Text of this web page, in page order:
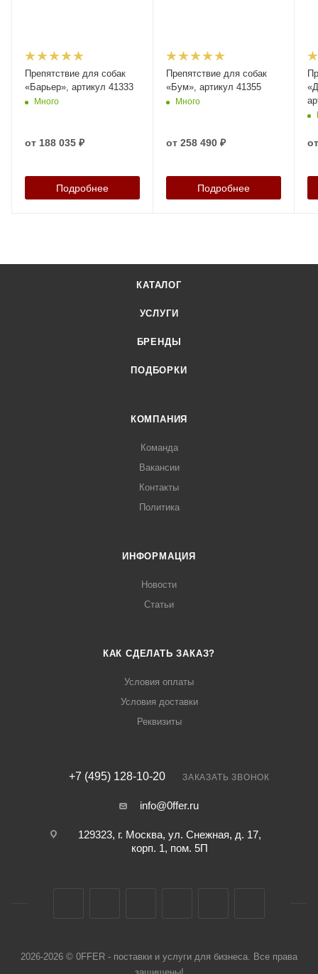
Препятствие для собак
«Барьер», артикул 41333
Много
от 188 035 ₽
Подробнее
Препятствие для собак
«Бум», артикул 41355
Много
от 258 490 ₽
Подробнее
КАТАЛОГ
УСЛУГИ
БРЕНДЫ
ПОДБОРКИ
КОМПАНИЯ
Команда
Вакансии
Контакты
Политика
ИНФОРМАЦИЯ
Новости
Статьи
КАК СДЕЛАТЬ ЗАКАЗ?
Условия оплаты
Условия доставки
Реквизиты
+7 (495) 128-10-20 ЗАКАЗАТЬ ЗВОНОК
info@0ffer.ru
129323, г. Москва, ул. Снежная, д. 17,
корп. 1, пом. 5П
2026-2026 © 0FFER - поставки и услуги для бизнеса. Все права